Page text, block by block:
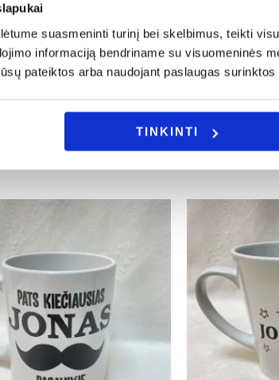
suasmeninti turinį bei skelbimus, teikti
informaciją bendriname su visuomeninės
pateiktos arba naudojant paslaugas
TINKINTI
info@evadeco.net
ar Jus domina individualus užsakymas,